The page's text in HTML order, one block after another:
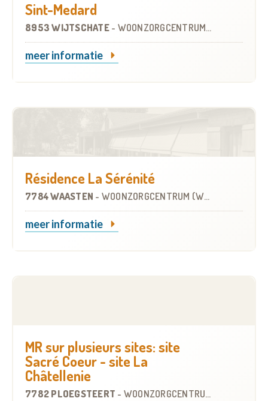
Sint-Medard
8953 WIJTSCHATE - WOONZORGCENTRUM (WZC)
meer informatie
Résidence La Sérénité
7784 WAASTEN - WOONZORGCENTRUM (WZC)
meer informatie
MR sur plusieurs sites: site
Sacré Coeur - site La
Châtellenie
7782 PLOEGSTEERT - WOONZORGCENTRUM (WZC)